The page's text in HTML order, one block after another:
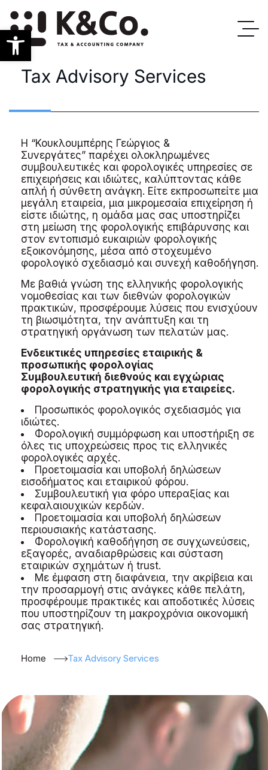
Open toolbar
Tax Advisory Services
Η “Κουκλουμπέρης Γεώργιος &
Συνεργάτες” παρέχει ολοκληρωμένες
συμβουλευτικές και φορολογικές υπηρεσίες σε
επιχειρήσεις και ιδιώτες, καλύπτοντας κάθε
απλή ή σύνθετη ανάγκη. Είτε εκπροσωπείτε μια
μεγάλη εταιρεία, μια μικρομεσαία επιχείρηση ή
είστε ιδιώτης, η ομάδα μας σας υποστηρίζει
στη μείωση της φορολογικής επιβάρυνσης και
στον εντοπισμό ευκαιριών φορολογικής
εξοικονόμησης, μέσα από στοχευμένο
φορολογικό σχεδιασμό και συνεχή καθοδήγηση.
Με βαθιά γνώση της ελληνικής φορολογικής
νομοθεσίας και των διεθνών φορολογικών
πρακτικών, προσφέρουμε λύσεις που ενισχύουν
τη βιωσιμότητα, την ανάπτυξη και τη
στρατηγική οργάνωση των πελατών μας.
Ενδεικτικές υπηρεσίες εταιρικής &
προσωπικής φορολογίας
Συμβουλευτική διεθνούς και εγχώριας
φορολογικής στρατηγικής για εταιρείες.
Προσωπικός φορολογικός σχεδιασμός για
ιδιώτες.
Φορολογική συμμόρφωση και υποστήριξη σε
όλες τις υποχρεώσεις προς τις ελληνικές
φορολογικές αρχές.
Προετοιμασία και υποβολή δηλώσεων
εισοδήματος και εταιρικού φόρου.
Συμβουλευτική για φόρο υπεραξίας και
κεφαλαιουχικών κερδών.
Προετοιμασία και υποβολή δηλώσεων
περιουσιακής κατάστασης.
Φορολογική καθοδήγηση σε συγχωνεύσεις,
εξαγορές, αναδιαρθρώσεις και σύσταση
εταιρικών σχημάτων ή trust.
Με έμφαση στη διαφάνεια, την ακρίβεια και
την προσαρμογή στις ανάγκες κάθε πελάτη,
προσφέρουμε πρακτικές και αποδοτικές λύσεις
που υποστηρίζουν τη μακροχρόνια οικονομική
σας στρατηγική.
Home Tax Advisory Services